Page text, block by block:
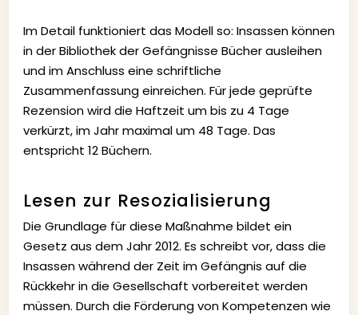
Im Detail funktioniert das Modell so: Insassen können
in der Bibliothek der Gefängnisse Bücher ausleihen
und im Anschluss eine schriftliche
Zusammenfassung einreichen. Für jede geprüfte
Rezension wird die Haftzeit um bis zu 4 Tage
verkürzt, im Jahr maximal um 48 Tage. Das
entspricht 12 Büchern.
Lesen zur Resozialisierung
Die Grundlage für diese Maßnahme bildet ein
Gesetz aus dem Jahr 2012. Es schreibt vor, dass die
Insassen während der Zeit im Gefängnis auf die
Rückkehr in die Gesellschaft vorbereitet werden
müssen. Durch die Förderung von Kompetenzen wie